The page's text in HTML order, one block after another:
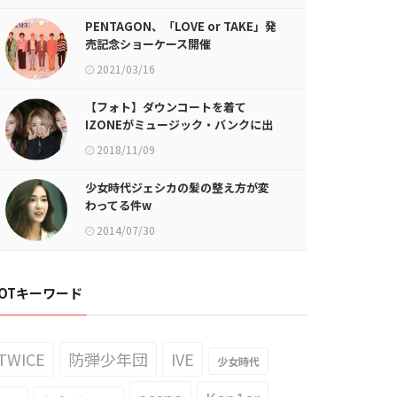
PENTAGON、「LOVE or TAKE」発
売記念ショーケース開催
2021/03/16
【フォト】ダウンコートを着て
IZONEがミュージック・バンクに出
勤 2018/11/09
少女時代ジェシカの髪の整え方が変
わってる件w
2014/07/30
キーワード
防弾少年団 IVE 少女時代